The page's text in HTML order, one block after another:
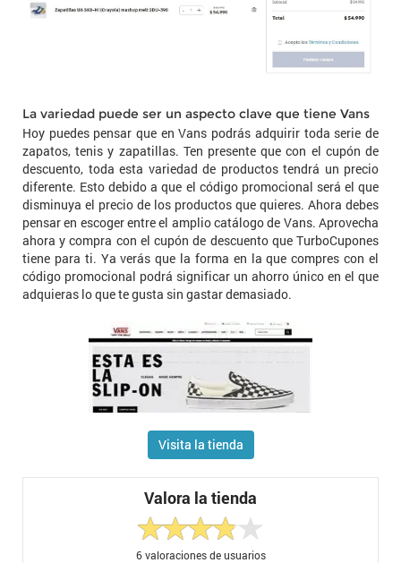
La variedad puede ser un aspecto clave que tiene Vans
Hoy puedes pensar que en Vans podrás adquirir toda serie de
zapatos, tenis y zapatillas. Ten presente que con el cupón de
descuento, toda esta variedad de productos tendrá un precio
diferente. Esto debido a que el código promocional será el que
disminuya el precio de los productos que quieres. Ahora debes
pensar en escoger entre el amplio catálogo de Vans. Aprovecha
ahora y compra con el cupón de descuento que TurboCupones
tiene para ti. Ya verás que la forma en la que compres con el
código promocional podrá significar un ahorro único en el que
adquieras lo que te gusta sin gastar demasiado.
Visita la tienda
Valora la tienda
6valoraciones de usuarios